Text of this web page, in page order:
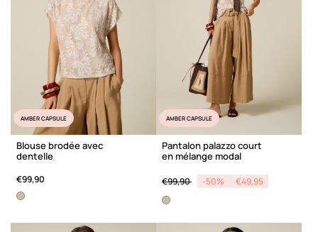
AMBER CAPSULE
Blouse brodée avec
dentelle
€99,90
AMBER CAPSULE
Pantalon palazzo court
en mélange modal
Price reduced from
€99,90 to -50% €49,95